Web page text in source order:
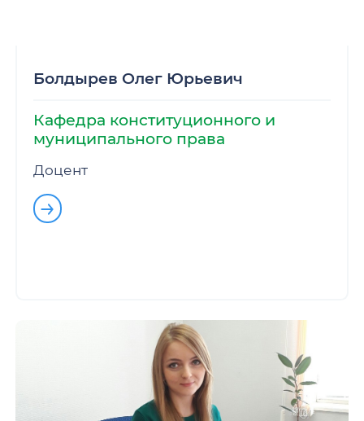
Болдырев Олег Юрьевич
Кафедра конституционного и
муниципального права
Доцент